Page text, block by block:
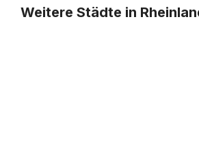
Weitere Städte in